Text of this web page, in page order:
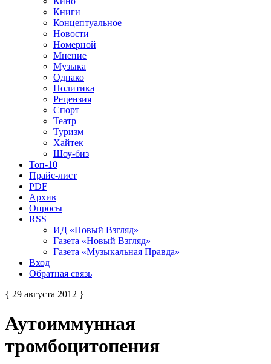
Книги
Концептуальное
Новости
Номерной
Мнение
Музыка
Однако
Политика
Рецензия
Спорт
Театр
Туризм
Хайтек
Шоу-биз
Топ-10
Прайс-лист
PDF
Архив
Опросы
RSS
ИД «Новый Взгляд»
Газета «Новый Взгляд»
Газета «Музыкальная Правда»
Вход
Обратная связь
{ 29 августа 2012 }
Аутоиммунная
тромбоцитопения